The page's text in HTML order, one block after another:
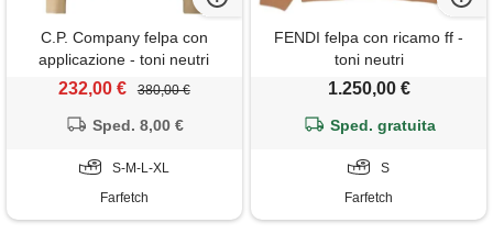
C.P. Company felpa con
applicazione - toni neutri
232,00 € 380,00 €
Sped. 8,00 €
S-M-L-XL
Farfetch
FENDI felpa con ricamo ff -
toni neutri
1.250,00 €
Sped. gratuita
S
Farfetch